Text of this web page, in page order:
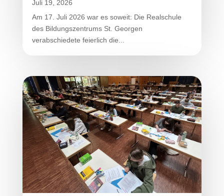
Juli 19, 2026
Am 17. Juli 2026 war es soweit: Die Realschule
des Bildungszentrums St. Georgen
verabschiedete feierlich die...